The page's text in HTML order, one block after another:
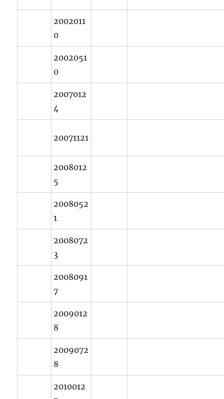
2002011
0
2002051
0
2007012
4
20071121
2008012
5
2008052
1
2008072
3
2008091
7
2009012
8
2009072
8
2010012